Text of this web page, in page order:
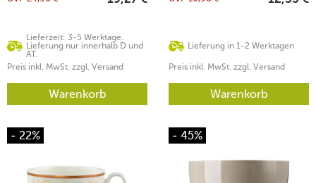
Lieferzeit: 3-5 Werktage.
Lieferung nur innerhalb D und
AT.
Preis inkl. MwSt. zzgl. Versand
Warenkorb
Lieferung in 1-2 Werktagen
Preis inkl. MwSt. zzgl. Versand
Warenkorb
- 22% - 45%